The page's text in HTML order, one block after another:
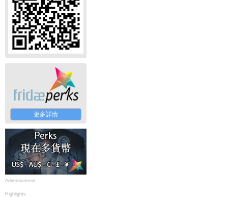
更多詳情
Advertisement
Highlights